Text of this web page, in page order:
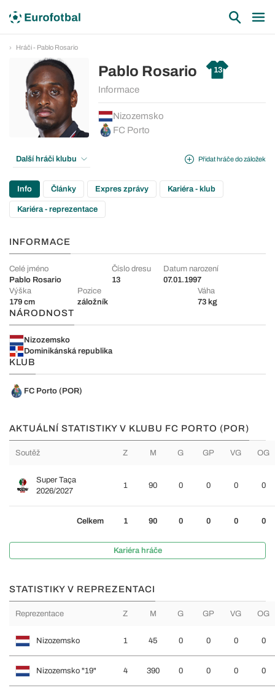
Hráči - Pablo Rosario
Pablo Rosario 13
Informace
Nizozemsko
FC Porto
Přidat hráče do záložek
Další hráči klubu
Info Články Expres zprávy Kariéra - klub
Kariéra - reprezentace
INFORMACE
Celé jméno
Pablo Rosario
Číslo dresu
13
Datum narození
07.01.1997
Výška
179 cm
Pozice
záložník
Váha
73 kg
NÁRODNOST
Nizozemsko
Dominikánská republika
KLUB
FC Porto (POR)
AKTUÁLNÍ STATISTIKY V KLUBU FC PORTO (POR)
Soutěž Z M G GP VG OG
Super Taça
2026/2027
1 90 0 0 0 0
Celkem 1 90 0 0 0 0
Kariéra hráče
STATISTIKY V REPREZENTACI
Reprezentace Z M G GP VG OG
Nizozemsko 1 45 0 0 0 0
Nizozemsko "19" 4 390 0 0 0 0